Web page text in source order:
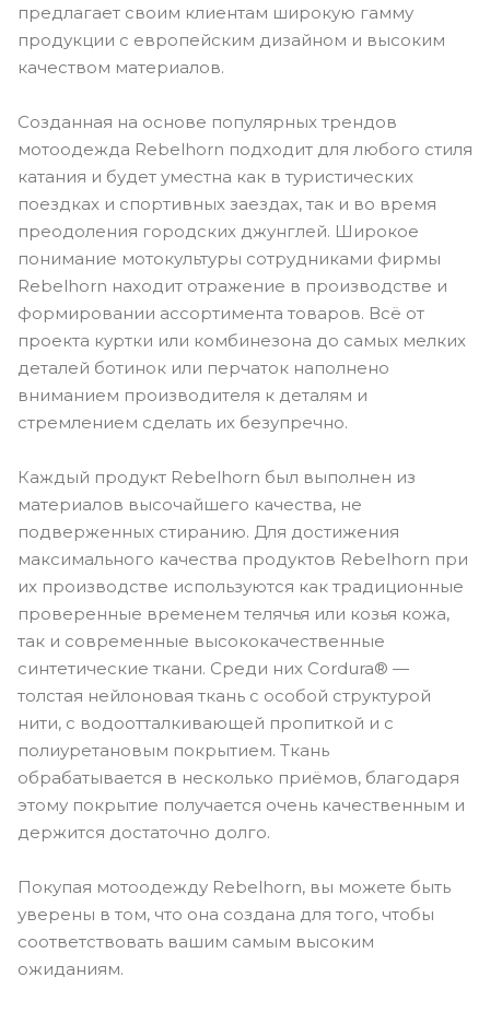
предлагает своим клиентам широкую гамму
продукции с европейским дизайном и высоким
качеством материалов.
Созданная на основе популярных трендов
мотоодежда Rebelhorn подходит для любого стиля
катания и будет уместна как в туристических
поездках и спортивных заездах, так и во время
преодоления городских джунглей. Широкое
понимание мотокультуры сотрудниками фирмы
Rebelhorn находит отражение в производстве и
формировании ассортимента товаров. Всё от
проекта куртки или комбинезона до самых мелких
деталей ботинок или перчаток наполнено
вниманием производителя к деталям и
стремлением сделать их безупречно.
Каждый продукт Rebelhorn был выполнен из
материалов высочайшего качества, не
подверженных стиранию. Для достижения
максимального качества продуктов Rebelhorn при
их производстве используются как традиционные
проверенные временем телячья или козья кожа,
так и современные высококачественные
синтетические ткани. Среди них Cordura® —
толстая нейлоновая ткань с особой структурой
нити, с водоотталкивающей пропиткой и с
полиуретановым покрытием. Ткань
обрабатывается в несколько приёмов, благодаря
этому покрытие получается очень качественным и
держится достаточно долго.
Покупая мотоодежду Rebelhorn, вы можете быть
уверены в том, что она создана для того, чтобы
соответствовать вашим самым высоким
ожиданиям.